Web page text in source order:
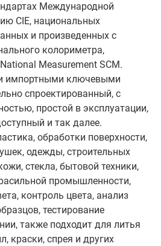
Международной
CIE, национальных
и произведенных с
колориметра,
Measurement SCM.
импортными ключевыми
спроектированный, с
простой в эксплуатации,
и так далее.
обработки поверхности,
одежды, строительных
стекла, бытовой техники,
промышленности,
контроль цвета, анализ
тестирование
также подходит для литья
краски, спрея и других